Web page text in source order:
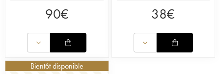
90€ 38€
Bientôt disponible